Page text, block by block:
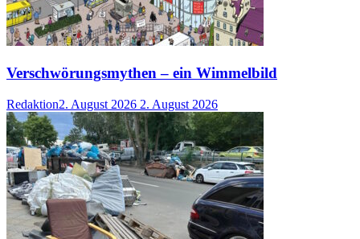
Verschwörungsmythen – ein Wimmelbild
Redaktion2. August 2026 2. August 2026